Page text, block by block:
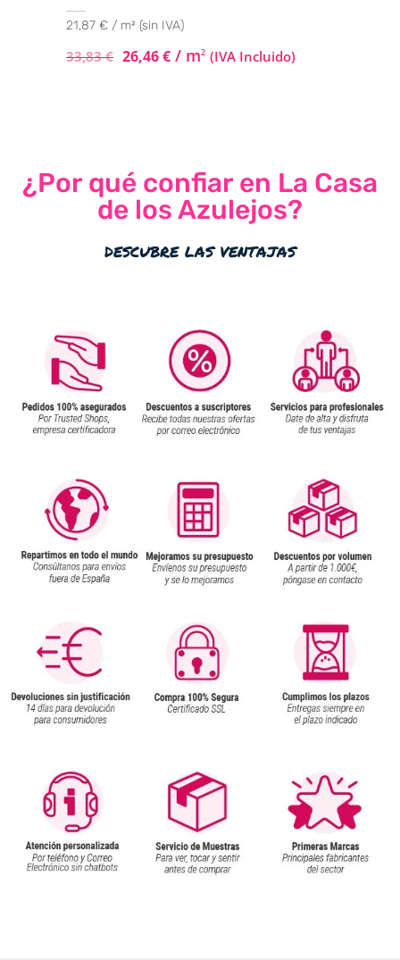
21,87 € / m² (sin IVA)
33,83€ 26,46€ / m2 (IVA Incluido)
¿Por qué confiar en La Casa
de los Azulejos?
descubre las ventajas